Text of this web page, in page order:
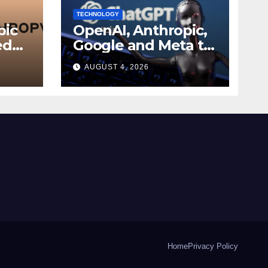
TECHNOLOGY
OpenAI, Anthropic,
Google and Meta to
join White House AI
security meeting
AUGUST 4, 2026
HomePrivacy Policy